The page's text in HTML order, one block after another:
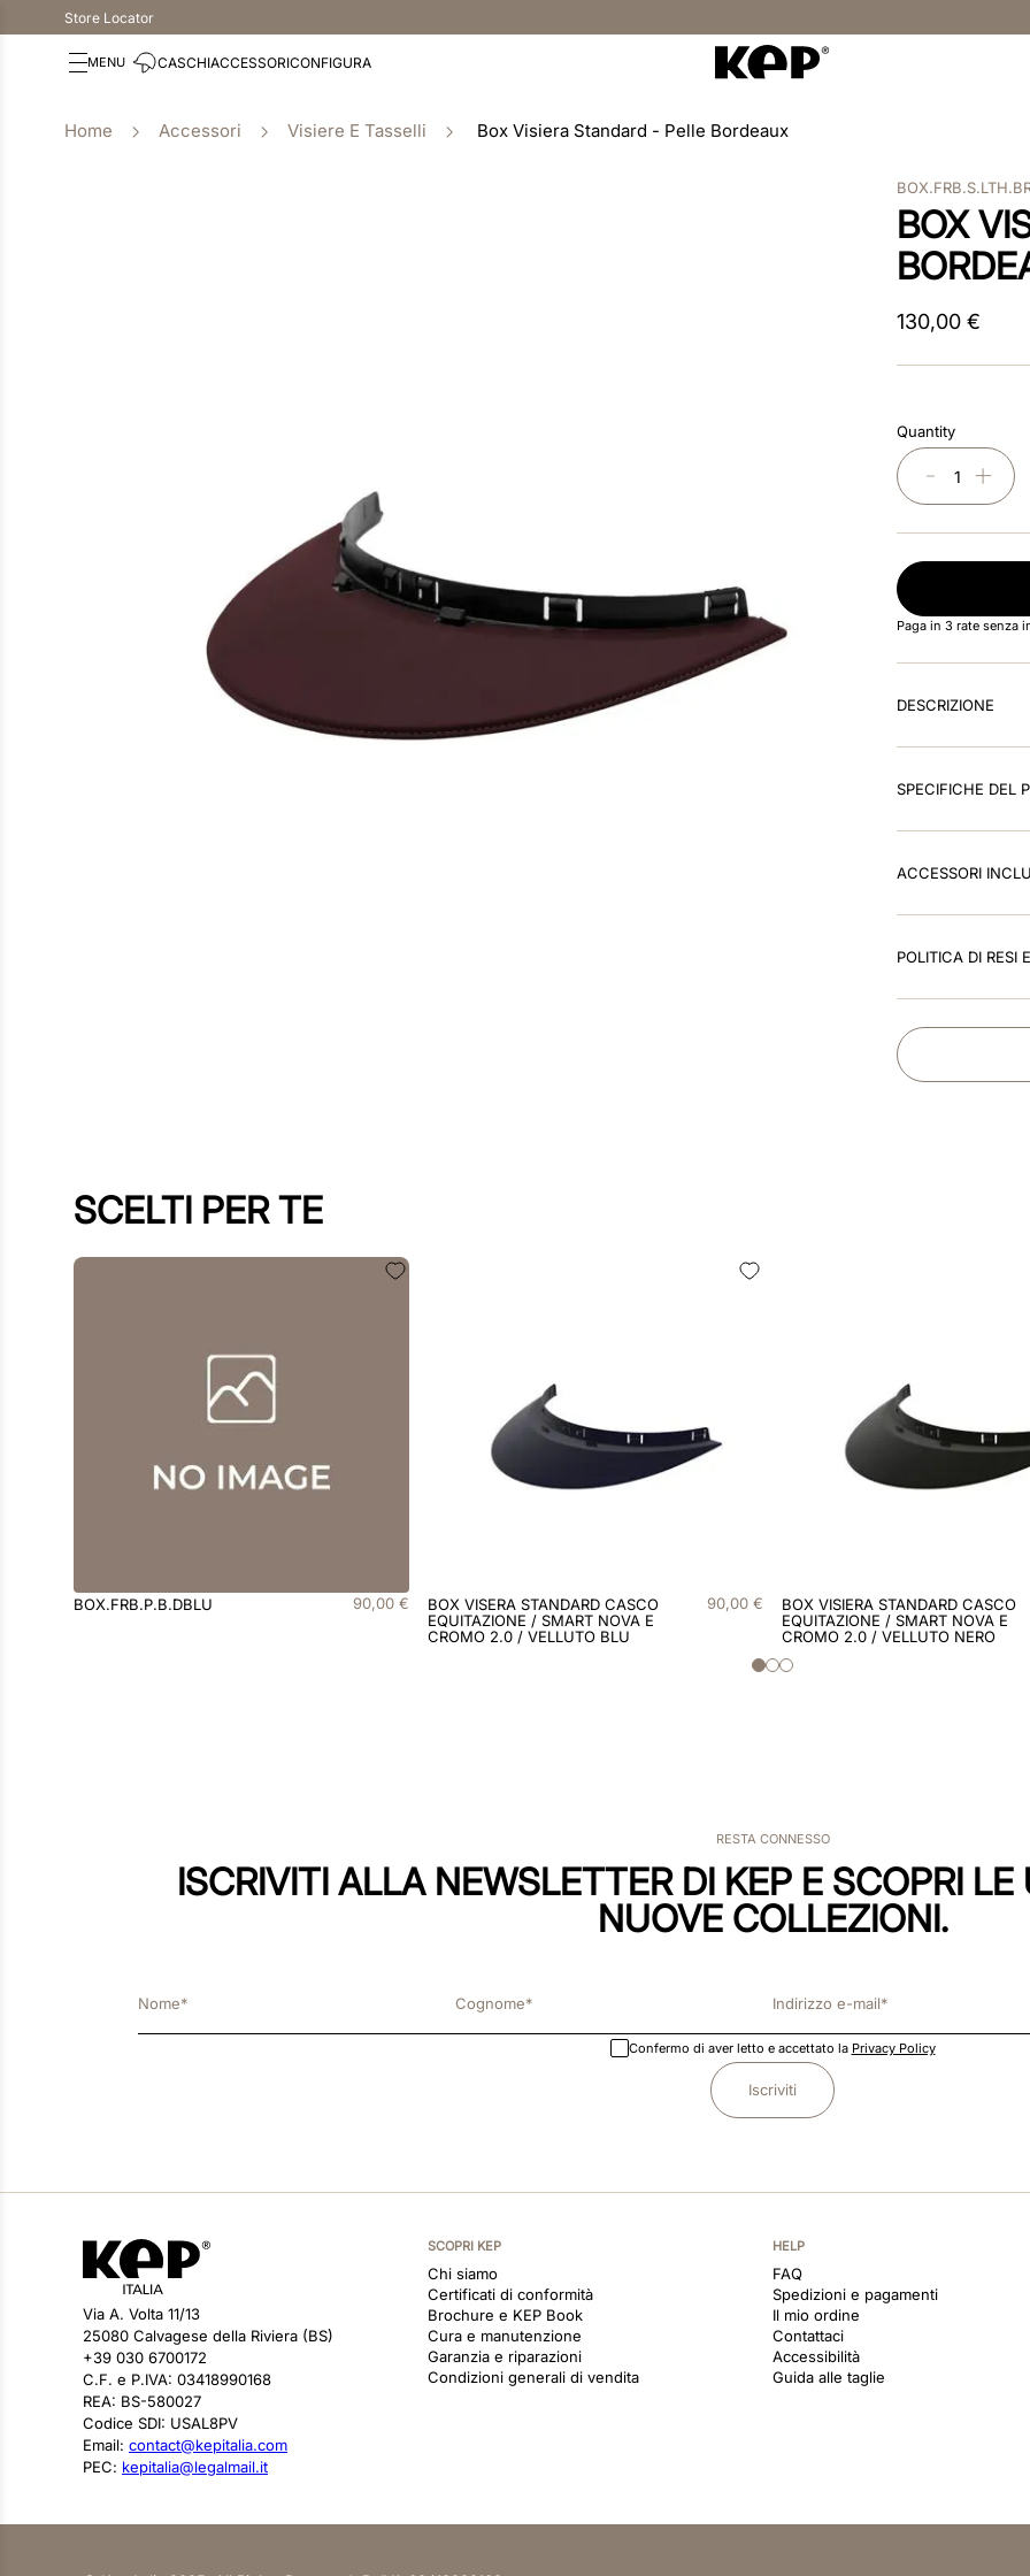
Store Locator
CASCHIACCESSORICONFIGURA
Accessori Visiere E Tasselli Box Visiera Standard - Pelle Bordeaux
BOX
130,00 €
Quantity
＋
－
Paga in 3 rate senza
DESCRIZIONE
SPECIFICHE DEL
ACCESSORI
POLITICA DI RESI
SCELTI PER TE
BOX.FRB.P.B.DBLU 90,00 €
BOX VISERA STANDARD CASCO
EQUITAZIONE / SMART NOVA E
CROMO 2.0 / VELLUTO BLU
90,00 €
BOX VISIERA STANDARD CASCO
EQUITAZIONE / SMART NOVA E
CROMO 2.0 / VELLUTO NERO
RESTA CONNESSO
ISCRIVITI ALLA NEWSLETTER DI KEP E SCOPRI
NUOVE COLLEZIONI.
Confermo di aver letto e accettato la Privacy Policy
Iscriviti
Via A. Volta 11/13
25080 Calvagese della Riviera (BS)
+39 030 6700172
C.F. e P.IVA: 03418990168
REA: BS-580027
Codice SDI: USAL8PV
Email: contact@kepitalia.com
PEC: kepitalia@legalmail.it
SCOPRI KEP
Chi siamo
Certificati di conformità
Brochure e KEP Book
Cura e manutenzione
Garanzia e riparazioni
Condizioni generali di vendita
HELP
FAQ
Spedizioni e pagamenti
Il mio ordine
Contattaci
Accessibilità
Guida alle taglie